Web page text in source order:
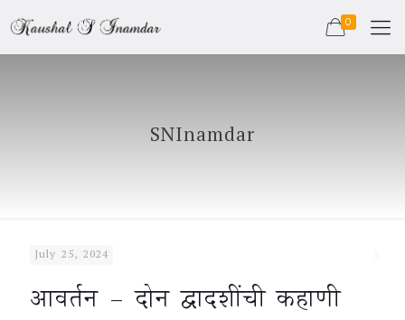
0
SNInamdar
July 25, 2024
आवर्तन – दोन द्वादशींची कहाणी